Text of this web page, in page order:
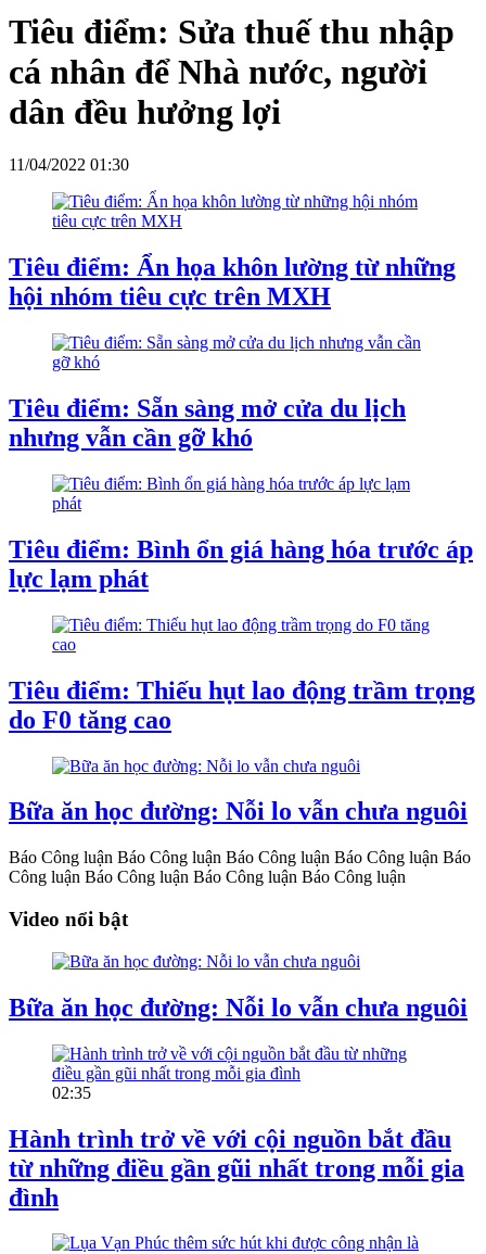
Tiêu điểm: Sửa thuế thu nhập
cá nhân để Nhà nước, người
dân đều hưởng lợi
11/04/2022 01:30
Tiêu điểm: Ẩn họa khôn lường từ những
hội nhóm tiêu cực trên MXH
Tiêu điểm: Sẵn sàng mở cửa du lịch
nhưng vẫn cần gỡ khó
Tiêu điểm: Bình ổn giá hàng hóa trước áp
lực lạm phát
Tiêu điểm: Thiếu hụt lao động trầm trọng
do F0 tăng cao
Bữa ăn học đường: Nỗi lo vẫn chưa nguôi
Báo Công luận Báo Công luận Báo Công luận Báo Công luận Báo
Công luận Báo Công luận Báo Công luận Báo Công luận
Video nổi bật
Bữa ăn học đường: Nỗi lo vẫn chưa nguôi
02:35
Hành trình trở về với cội nguồn bắt đầu
từ những điều gần gũi nhất trong mỗi gia
đình